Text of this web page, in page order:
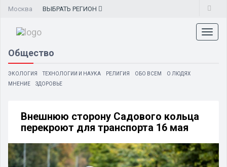
Москва ВЫБРАТЬ РЕГИОН
Общество
ЭКОЛОГИЯ ТЕХНОЛОГИИ И НАУКА РЕЛИГИЯ ОБО ВСЕМ
О ЛЮДЯХ
МНЕНИЕ
ЗДОРОВЬЕ
Внешнюю сторону Садового кольца
перекроют для транспорта 16 мая